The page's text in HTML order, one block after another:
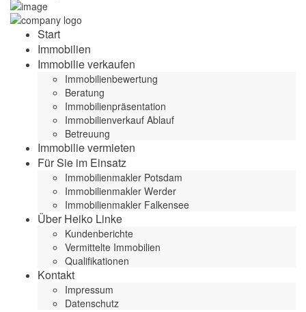
Start
Immobilien
Immobilie verkaufen
Immobilienbewertung
Beratung
Immobilienpräsentation
Immobilienverkauf Ablauf
Betreuung
Immobilie vermieten
Für Sie im Einsatz
Immobilienmakler Potsdam
Immobilienmakler Werder
Immobilienmakler Falkensee
Über Heiko Linke
Kundenberichte
Vermittelte Immobilien
Qualifikationen
Kontakt
Impressum
Datenschutz